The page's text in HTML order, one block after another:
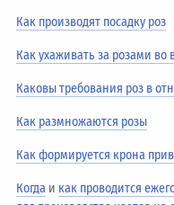
Как производят посадку роз
Как ухаживать за розами во
Каковы требования роз в
Как размножаются розы
Как формируется крона
Когда и как проводится